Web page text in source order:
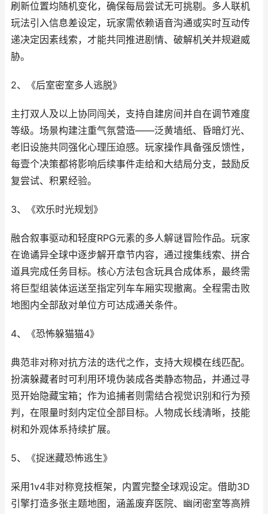
刷新位置均随机变化，确保每局尝试无可挑剔。多人联机
玩法引入信息差设定，玩家需依赖语音沟通或实时互动传
递决定因素线索，才能共同推进剧情、破解机关并规避威
胁。
2、《后室密室多人逃脱》
主打双人及以上协同闯关，支持自建房间并自在调节难度
等级。场景构建注重气氛营造——泛黄墙纸、昏暗灯光、
老旧设施共同强化心理压迫感。玩家操作具备强反馈性，
每壹个决策都将影响后续事件走给和大结局分支，鼓励反
复尝试、积累经验。
3、《欢乐时光规划》
融合叙事驱动和轻度RPG元素的多人解谜冒险作品。玩家
在诡谲异全球中逐步解开章节内容，通过搜集线索、拼合
道具完成任务目标。核心方法包含玩具合成体系，最终需
将巨型组装体运送至指定列车车厢实现撤离。全程需击败
地图内全部敌对单位方可达成通关条件。
4、《恐怖躲猫猫4》
典范非对称对抗方法的迭代之作，支持大规模在线匹配。
扮演躲藏者时可利用环境伪装成各类静态物品，并通过寻
觅开始隐藏宝箱；作为追捕者则需结合视觉识别和行为预
判，在限量时刻内定位全部目标。人物成长线清晰，技能
树和外观体系持续扩展。
5、《捉迷藏恐怖逃生》
采用1v4非对称竞技框架，内置完整全球观设定。借助3D
引擎打造多张主题地图，涵盖废弃医院、幽闭密室等高辨